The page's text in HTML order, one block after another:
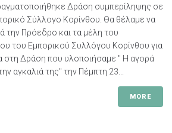
Δράση συμπερίληψης σε
Σύλλογο Κορίνθου. Θα θέλαμε να
την Πρόεδρο και τα μέλη του
του Εμπορικού Συλλόγου Κορίνθου για
στη Δράση που υλοποιήσαμε " Η αγορά
αγκαλιά της" την Πέμπτη 23...
MORE